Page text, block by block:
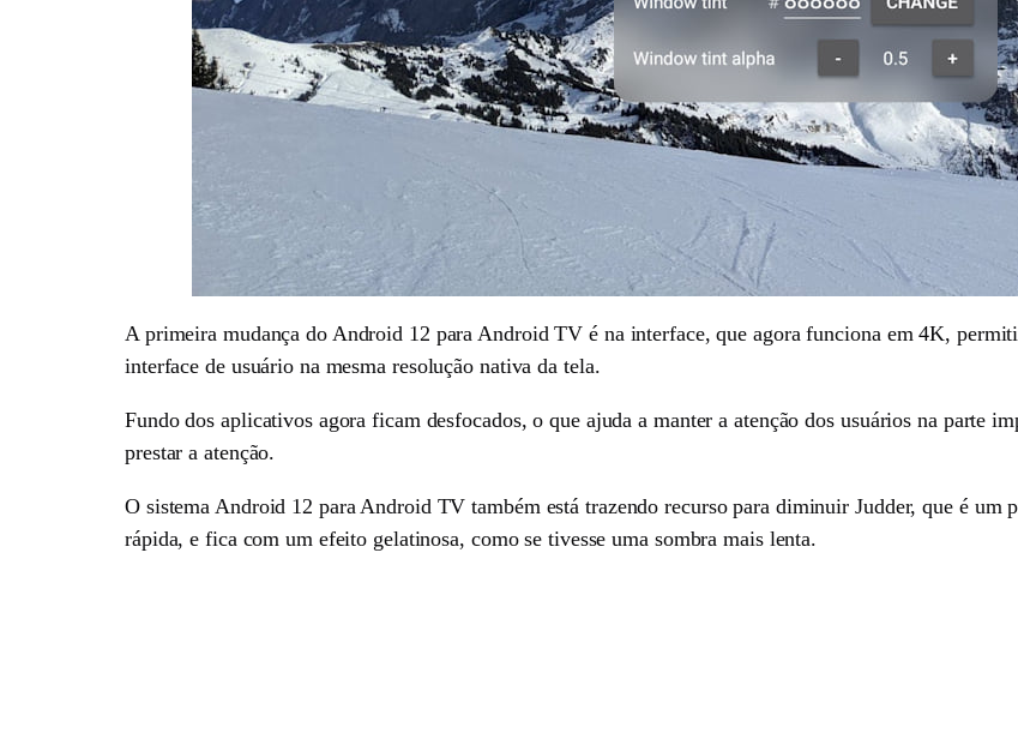
A primeira mudança do Android 12 para Android TV é na interface, que agora funciona em 4K,
interface de usuário na mesma resolução nativa da tela.
Fundo dos aplicativos agora ficam desfocados, o que ajuda a manter a atenção dos usuários na parte
prestar a atenção.
O sistema Android 12 para Android TV também está trazendo recurso para diminuir Judder, que é um
rápida, e fica com um efeito gelatinosa, como se tivesse uma sombra mais lenta.